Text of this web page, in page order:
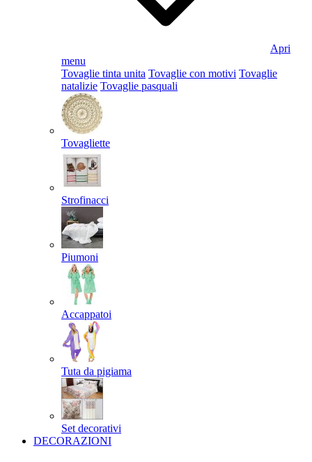
Apri
menu
Tovaglie tinta unita Tovaglie con motivi Tovaglie
natalizie Tovaglie pasquali
Tovagliette
Strofinacci
Piumoni
Accappatoi
Tuta da pigiama
Set decorativi
DECORAZIONI